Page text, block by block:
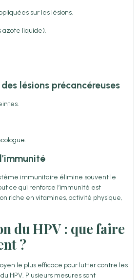
sur les lésions.
azote liquide).
lésions précancéreuses
immunitaire élimine souvent le
ce qui renforce l’immunité est
riche en vitamines, activité physique,
du HPV : que faire
?
le plus efficace pour lutter contre les
HPV. Plusieurs mesures sont